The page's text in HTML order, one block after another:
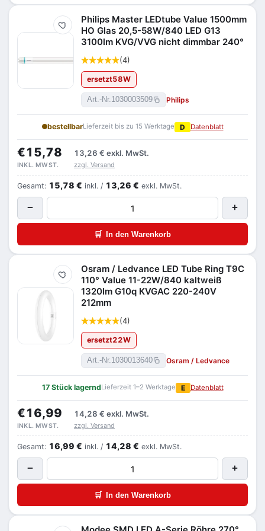
Merken
Philips Master LEDtube Value 1500mm
HO Glas 20,5-58W/840 LED G13
3100lm KVG/VVG nicht dimmbar 240°
(4)
ersetzt58W
Art.-Nr.1030003509 Philips
bestellbarLieferzeit bis zu 15 Werktage D Datenblatt
€15,78 13,26 € exkl. MwSt.
INKL. MWST. zzgl. Versand
Gesamt: 15,78 € inkl. / 13,26 € exkl. MwSt.
− +
🛒 In den Warenkorb
Merken
Osram / Ledvance LED Tube Ring T9C
110° Value 11-22W/840 kaltweiß
1320lm G10q KVGAC 220-240V
212mm
(4)
ersetzt22W
Art.-Nr.1030013640 Osram / Ledvance
17 Stück lagerndLieferzeit 1–2 Werktage E Datenblatt
€16,99 14,28 € exkl. MwSt.
INKL. MWST. zzgl. Versand
Gesamt: 16,99 € inkl. / 14,28 € exkl. MwSt.
− +
🛒 In den Warenkorb